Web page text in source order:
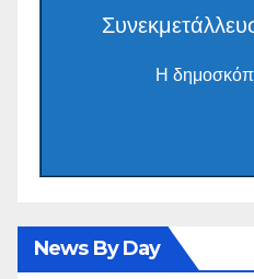
Η
News By Day